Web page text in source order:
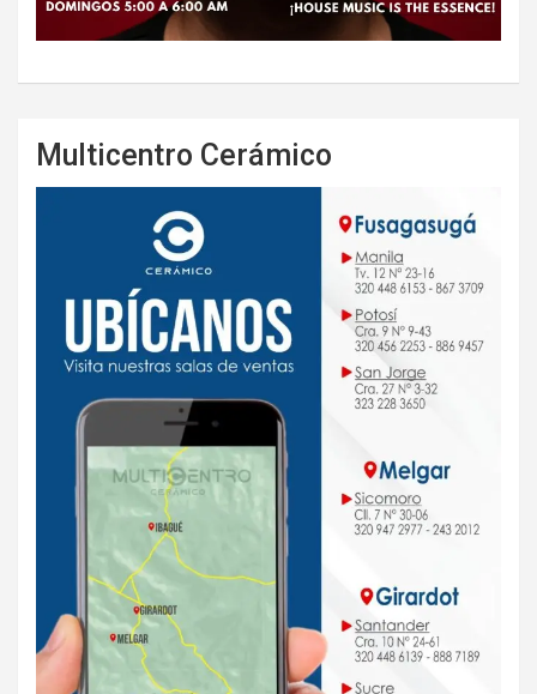
Multicentro Cerámico